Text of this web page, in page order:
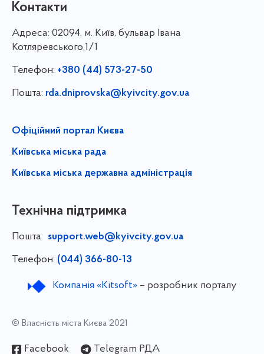
Контакти
Адреса: 02094, м. Київ, бульвар Івана
Котляревського,1/1
Телефон: +380 (44) 573-27-50
Пошта: rda.dniprovska@kyivcity.gov.ua
Офіційний портал Києва
Київська міська рада
Київська міська державна адміністрація
Технічна підтримка
Пошта: support.web@kyivcity.gov.ua
Телефон: (044) 366-80-13
Компанія «Kitsoft»– розробник порталу
© Власність міста Києва 2021
Facebook Telegram РДА